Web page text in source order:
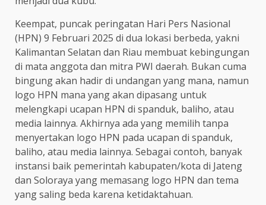
Keempat, puncak peringatan Hari Pers Nasional
(HPN) 9 Februari 2025 di dua lokasi berbeda, yakni
Kalimantan Selatan dan Riau membuat kebingungan
di mata anggota dan mitra PWI daerah. Bukan cuma
bingung akan hadir di undangan yang mana, namun
logo HPN mana yang akan dipasang untuk
melengkapi ucapan HPN di spanduk, baliho, atau
media lainnya. Akhirnya ada yang memilih tanpa
menyertakan logo HPN pada ucapan di spanduk,
baliho, atau media lainnya. Sebagai contoh, banyak
instansi baik pemerintah kabupaten/kota di Jateng
dan Soloraya yang memasang logo HPN dan tema
yang saling beda karena ketidaktahuan.